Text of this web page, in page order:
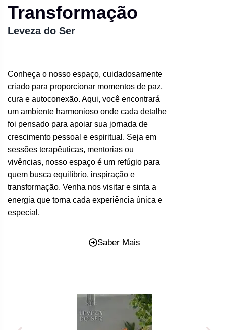
Transformação
Leveza do Ser
Conheça o nosso espaço, cuidadosamente
criado para proporcionar momentos de paz,
cura e autoconexão. Aqui, você encontrará
um ambiente harmonioso onde cada detalhe
foi pensado para apoiar sua jornada de
crescimento pessoal e espiritual. Seja em
sessões terapêuticas, mentorias ou
vivências, nosso espaço é um refúgio para
quem busca equilíbrio, inspiração e
transformação. Venha nos visitar e sinta a
energia que torna cada experiência única e
especial.
Saber Mais